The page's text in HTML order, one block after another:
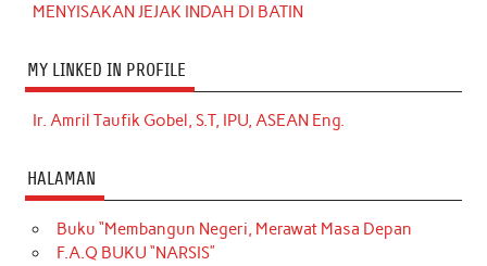
MENYISAKAN JEJAK INDAH DI BATIN
MY LINKED IN PROFILE
Ir. Amril Taufik Gobel, S.T, IPU, ASEAN Eng.
HALAMAN
Buku “Membangun Negeri, Merawat Masa Depan
F.A.Q BUKU “NARSIS”